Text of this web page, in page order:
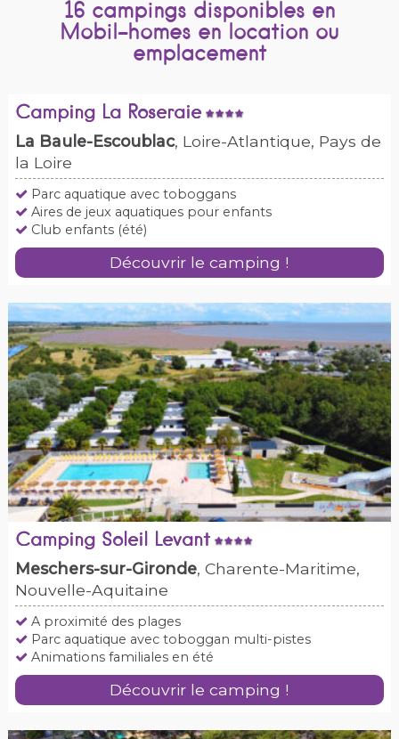
16 campings disponibles en
Mobil-homes en location ou
emplacement
Camping La Roseraie
La Baule-Escoublac, Loire-Atlantique, Pays de
la Loire
Parc aquatique avec toboggans
Aires de jeux aquatiques pour enfants
Club enfants (été)
Découvrir le camping !
Camping Soleil Levant
Meschers-sur-Gironde, Charente-Maritime,
Nouvelle-Aquitaine
A proximité des plages
Parc aquatique avec toboggan multi-pistes
Animations familiales en été
Découvrir le camping !